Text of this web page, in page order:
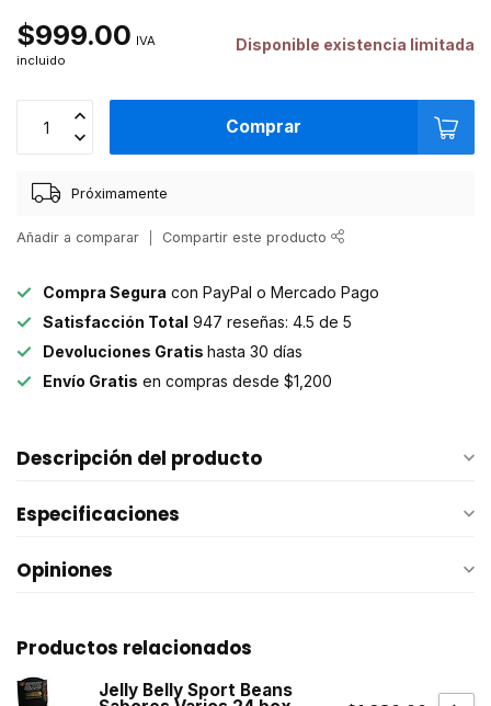
$999.00 IVA
incluido
Disponible existencia limitada
Comprar
Próximamente
Añadir a comparar Compartir este producto
Compra Segura con PayPal o Mercado Pago
Satisfacción Total 947 reseñas: 4.5 de 5
Devoluciones Gratis hasta 30 días
Envío Gratis en compras desde $1,200
Descripción del producto
Especificaciones
Opiniones
Productos relacionados
Jelly Belly Sport Beans